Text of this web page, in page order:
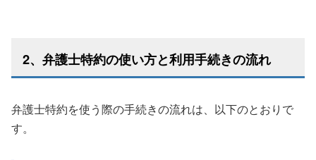
2、弁護士特約の使い方と利用手続きの流れ
弁護士特約を使う際の手続きの流れは、以下のとおりで
す。